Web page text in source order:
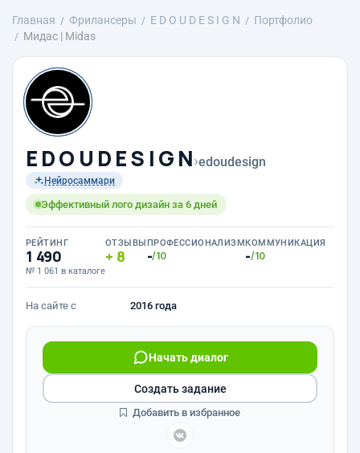
Главная Фрилансеры E D O U D E S I G N
Портфолио
Мидас | Midas
E D O U D E S I G N›edoudesign
Нейросаммари
Эффективный лого дизайн за 6 дней
РЕЙТИНГ
1 490
№ 1 061 в каталоге
ОТЗЫВЫ
8
ПРОФЕССИОНАЛИЗМ
-/10
КОММУНИКАЦИЯ
-/10
На сайте с 2016 года
Начать диалог
Создать задание
Добавить в избранное